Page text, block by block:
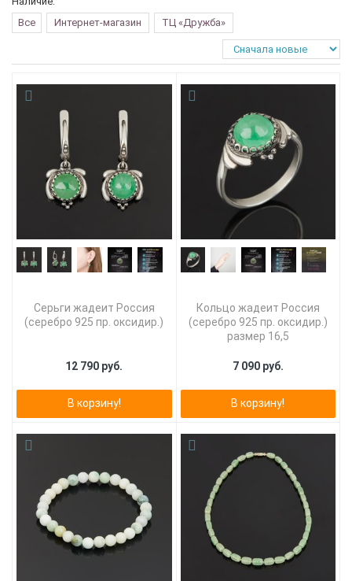
Все
Интернет-магазин ТЦ «Дружба»
Серьги жадеит Россия
(серебро 925 пр. оксидир.)
12 790 руб.
В корзину!
Кольцо жадеит Россия
(серебро 925 пр. оксидир.)
размер 16,5
7 090 руб.
В корзину!